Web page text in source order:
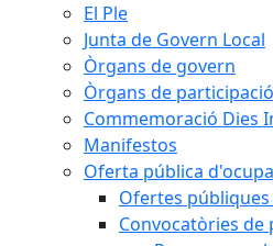
El Ple
Junta de Govern Local
Òrgans de govern
Òrgans de participació
Commemoració Dies
Manifestos
Oferta pública
Ofertes
Convocatòries de